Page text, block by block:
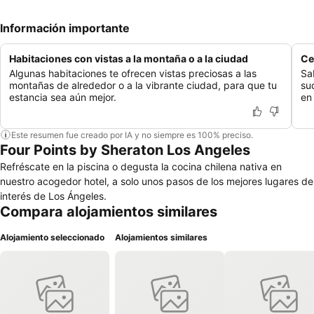
Información importante
Habitaciones con vistas a la montaña o a la ciudad
Algunas habitaciones te ofrecen vistas preciosas a las
montañas de alrededor o a la vibrante ciudad, para que tu
estancia sea aún mejor.
Este resumen fue creado por IA y no siempre es 100% preciso.
Four Points by Sheraton Los Angeles
Refréscate en la piscina o degusta la cocina chilena nativa en
nuestro acogedor hotel, a solo unos pasos de los mejores lugares de
interés de Los Ángeles.
Compara alojamientos similares
Alojamiento seleccionado Alojamientos similares